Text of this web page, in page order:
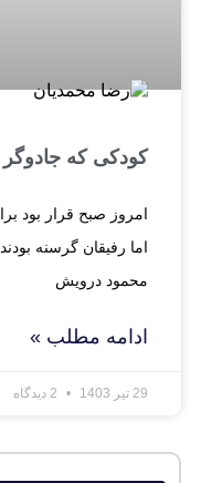
کودکی که جادوگر
امروز صبح قرار بود
اما رفیقان گرسنه بودند
محمود درویش
ادامه مطلب »
29 تیر 1403